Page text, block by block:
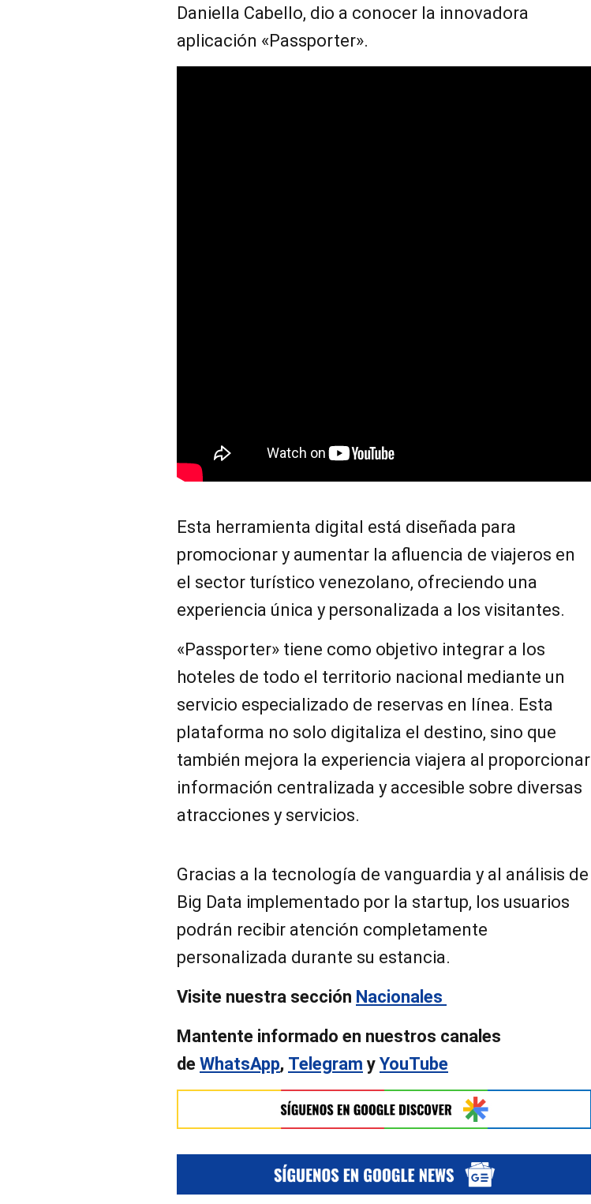
Daniella Cabello, dio a conocer la innovadora
aplicación «Passporter».
Esta herramienta digital está diseñada para
promocionar y aumentar la afluencia de viajeros en
el sector turístico venezolano, ofreciendo una
experiencia única y personalizada a los visitantes.
«Passporter» tiene como objetivo integrar a los
hoteles de todo el territorio nacional mediante un
servicio especializado de reservas en línea. Esta
plataforma no solo digitaliza el destino, sino que
también mejora la experiencia viajera al proporcionar
información centralizada y accesible sobre diversas
atracciones y servicios.
Gracias a la tecnología de vanguardia y al análisis de
Big Data implementado por la startup, los usuarios
podrán recibir atención completamente
personalizada durante su estancia.
Visite nuestra sección Nacionales
Mantente informado en nuestros canales
de WhatsApp, Telegram y YouTube